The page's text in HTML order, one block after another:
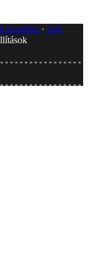
kezelése
Jogi